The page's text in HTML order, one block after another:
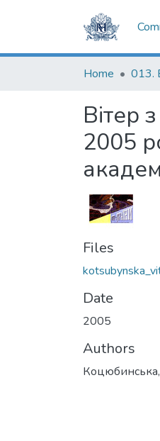
Home 013.
Вітер
2005
Files
Date
2005
Authors